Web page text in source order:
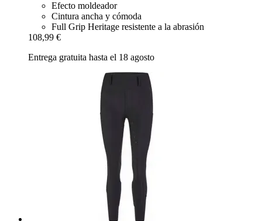
Efecto moldeador
Cintura ancha y cómoda
Full Grip Heritage resistente a la abrasión
108,99 €
Entrega gratuita hasta el 18 agosto